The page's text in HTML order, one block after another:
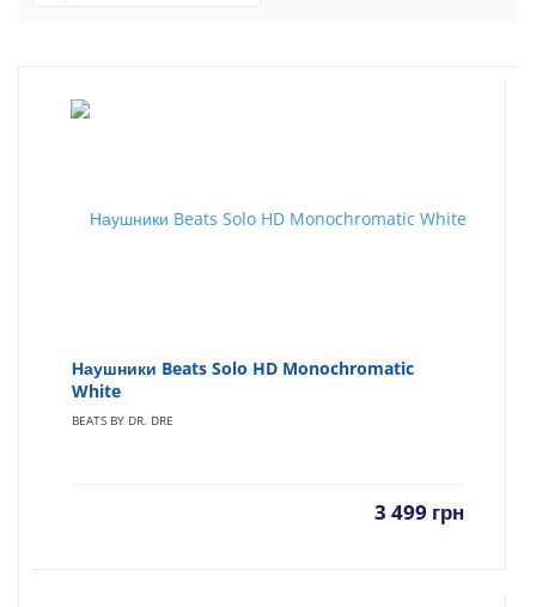
Наушники Beats Solo HD Monochromatic
White
BEATS BY DR. DRE
3 499 грн